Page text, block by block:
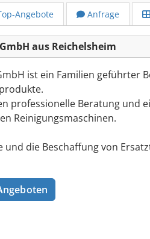
Angebote Anfrage
aus Reichelsheim
ist ein Familien geführter
professionelle Beratung und
Reinigungsmaschinen.
und die Beschaffung von